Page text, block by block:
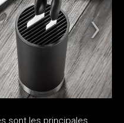
sont les principales